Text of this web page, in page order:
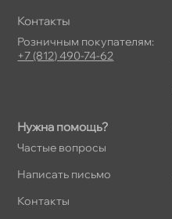
Нужна помощь?
Частые вопросы
Написать письмо
Контакты
Контакты
Розничным покупателям:
+7 (812) 490-74-62